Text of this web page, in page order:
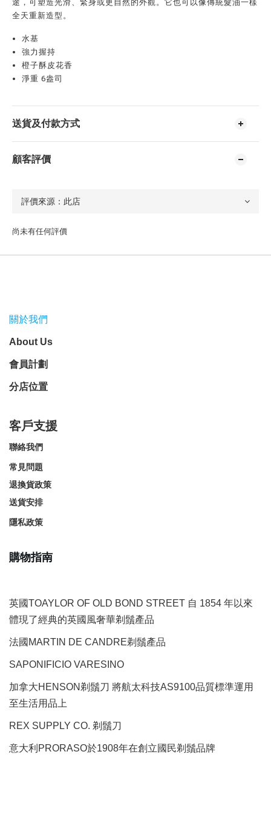
途，可塑造光滑、緊身或更自然的外觀。它也可以像傳統髮油一樣
全天重新造型。
水基
強力握持
橙子酥皮花香
淨重 6盎司
送貨及付款方式
顧客評價
尚未有任何評價
關於我們
About Us
會員計劃
分店位置
客戶支援
聯絡我們
常見問題
退換貨政策
送貨安排
隱私政策
購物指南
英國TOAYLOR OF OLD BOND STREET 自 1854 年以來
體現了經典的英國風奢華剃鬚產品
法國MARTIN DE CANDRE剃鬚產品
SAPONIFICIO VARESINO
加拿大HENSON剃鬚刀 將航太科技AS9100品質標準運用
至生活用品上
REX SUPPLY CO. 剃鬚刀
意大利PRORASO於1908年在創立國民剃鬚品牌